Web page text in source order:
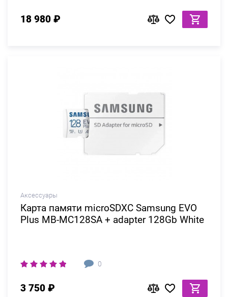
18 980 ₽
Аксессуары
Карта памяти microSDXC Samsung EVO
Plus MB-MC128SA + adapter 128Gb White
0
3 750 ₽